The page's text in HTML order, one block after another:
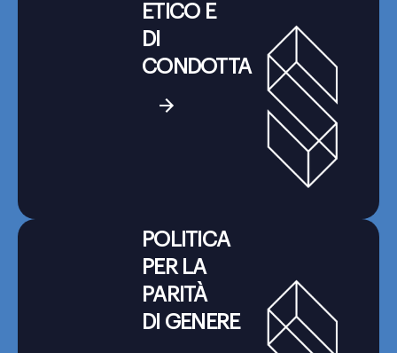
ETICO E
DI
CONDOTTA
POLITICA
PER LA
PARITÀ
DI GENERE